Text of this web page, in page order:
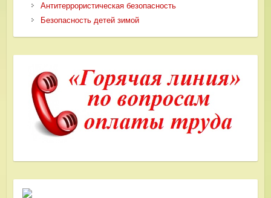
Антитеррористическая безопасность
Безопасность детей зимой